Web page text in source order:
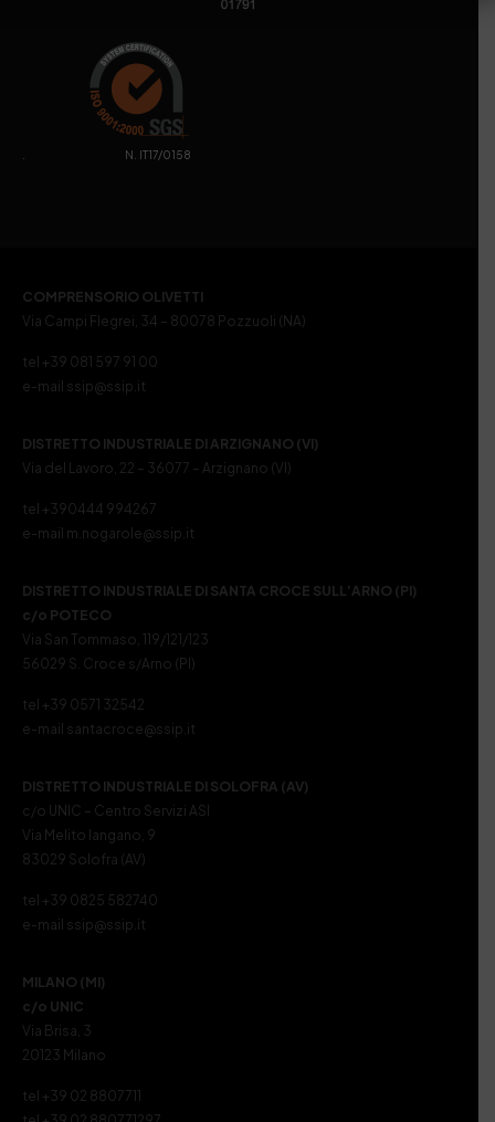
. N. IT17/0158
COMPRENSORIO OLIVETTI
Via Campi Flegrei, 34 – 80078 Pozzuoli (NA)
tel +39 081 597 91 00
e-mail ssip@ssip.it
DISTRETTO INDUSTRIALE DI ARZIGNANO (VI)
Via del Lavoro, 22 – 36077 – Arzignano (VI)
tel +390444 994267
e-mail m.nogarole@ssip.it
DISTRETTO INDUSTRIALE DI SANTA CROCE SULL’ARNO (PI)
c/o POTECO
Via San Tommaso, 119/121/123
56029 S. Croce s/Arno (PI)
tel +39 0571 32542
e-mail santacroce@ssip.it
DISTRETTO INDUSTRIALE DI SOLOFRA (AV)
c/o UNIC – Centro Servizi ASI
Via Melito Iangano, 9
83029 Solofra (AV)
tel +39 0825 582740
e-mail ssip@ssip.it
MILANO (MI)
c/o UNIC
Via Brisa, 3
20123 Milano
tel +39 02 8807711